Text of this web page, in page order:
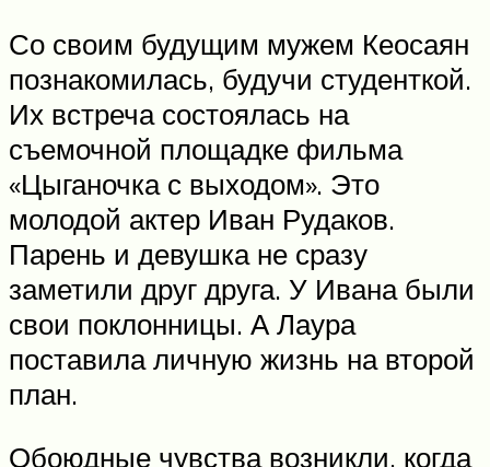
Со своим будущим мужем Кеосаян
познакомилась, будучи студенткой.
Их встреча состоялась на
съемочной площадке фильма
«Цыганочка с выходом». Это
молодой актер Иван Рудаков.
Парень и девушка не сразу
заметили друг друга. У Ивана были
свои поклонницы. А Лаура
поставила личную жизнь на второй
план.
Обоюдные чувства возникли, когда